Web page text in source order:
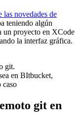
las novedades de
teniendo algún
un proyecto en XCode
la interfaz gráfica.
git.
en BItbucket,
caso
git en